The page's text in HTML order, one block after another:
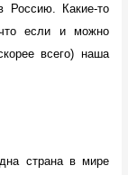
Какие-то
если и можно
всего) наша
страна в мире